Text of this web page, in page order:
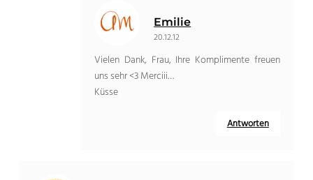
Emilie
20.12.12
Vielen Dank, Frau, Ihre Komplimente freuen
uns sehr <3 Merciii…
Küsse
Antworten